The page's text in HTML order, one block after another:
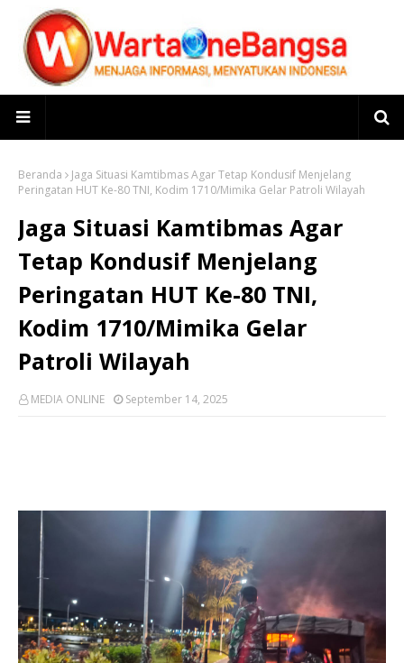
Beranda
Jaga Situasi Kamtibmas Agar Tetap Kondusif Menjelang
Peringatan HUT Ke-80 TNI, Kodim 1710/Mimika Gelar Patroli Wilayah
Jaga Situasi Kamtibmas Agar
Tetap Kondusif Menjelang
Peringatan HUT Ke-80 TNI,
Kodim 1710/Mimika Gelar
Patroli Wilayah
MEDIA ONLINE September 14, 2025